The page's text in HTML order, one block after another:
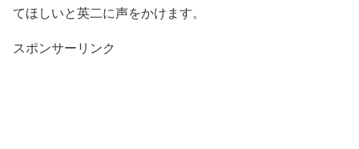
てほしいと英二に声をかけます。
スポンサーリンク